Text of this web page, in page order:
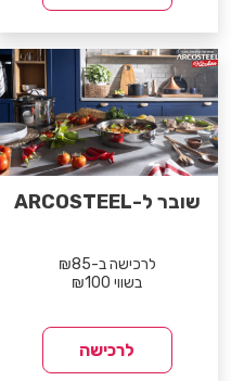
שובר ל-ARCOSTEEL
לרכישה ב-₪85
בשווי ₪100
לרכישה